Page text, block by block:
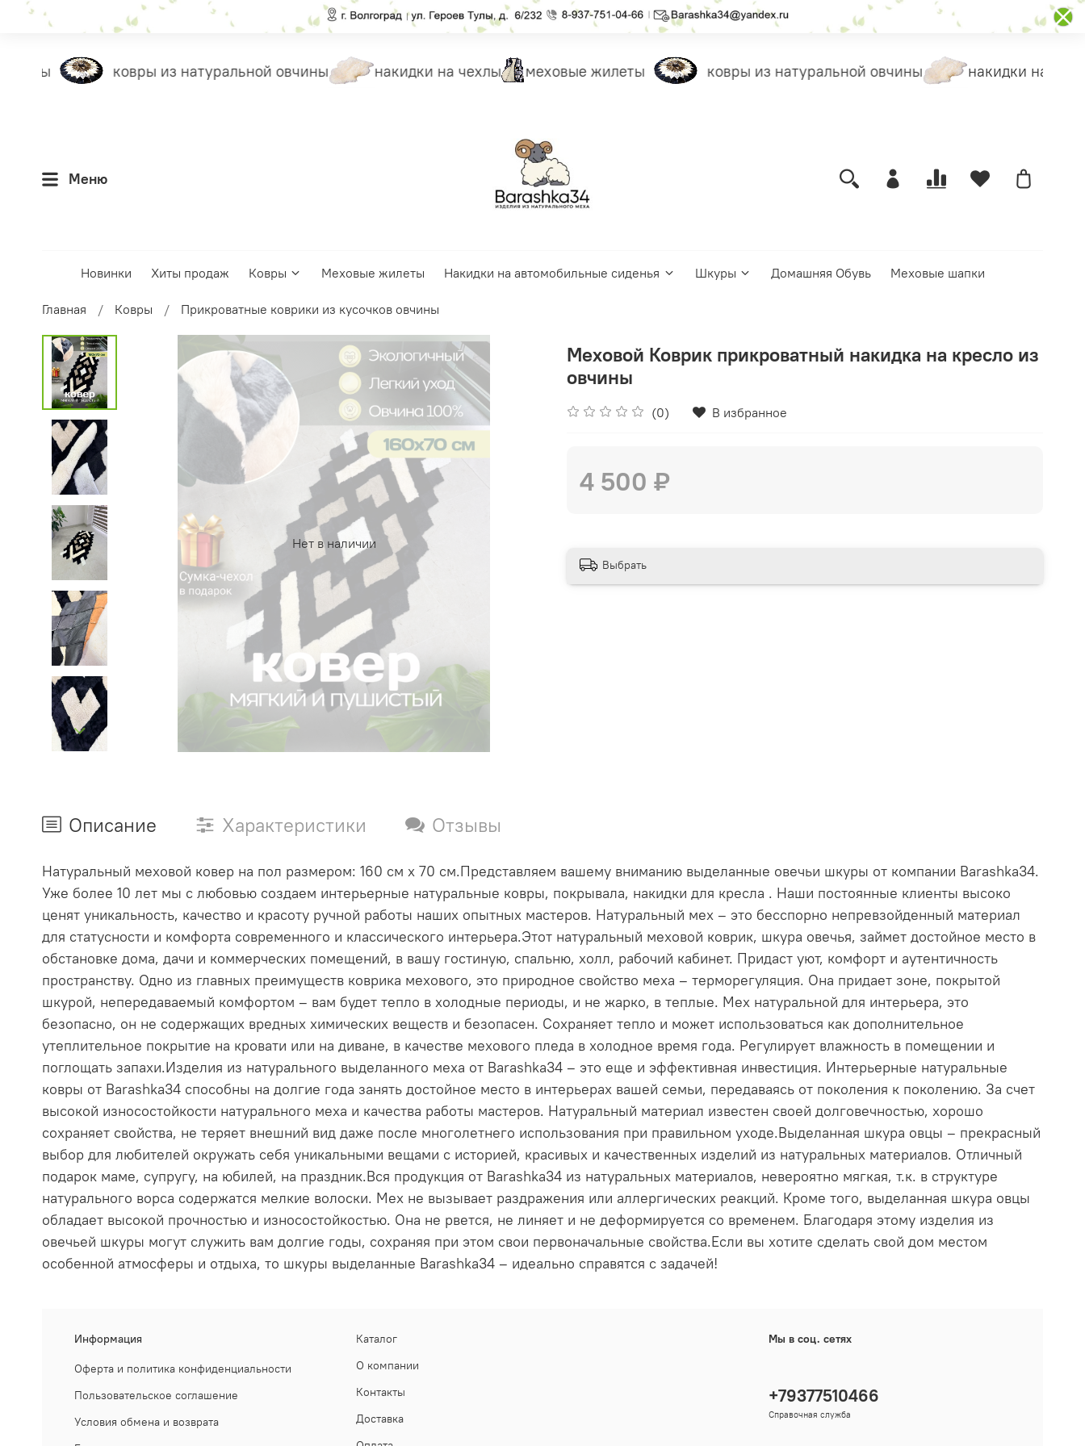
ковры из натуральной овчины накидки на чехлы меховые жилеты ковры из натуральной овчины накидки на чехлы
Меню
Новинки Хиты продаж Ковры Меховые жилеты Накидки на автомобильные сиденья Шкуры Домашняя Обувь Меховые шапки
Главная Ковры Прикроватные коврики из кусочков овчины
Нет в наличии
Меховой Коврик прикроватный накидка на кресло из
овчины
(0) В избранное
4 500 ₽
Выбрать
Описание Характеристики Отзывы
Натуральный меховой ковер на пол размером: 160 см х 70 см.Представляем вашему вниманию выделанные овечьи шкуры от компании Barashka34.
Уже более 10 лет мы с любовью создаем интерьерные натуральные ковры, покрывала, накидки для кресла . Наши постоянные клиенты высоко
ценят уникальность, качество и красоту ручной работы наших опытных мастеров. Натуральный мех – это бесспорно непревзойденный материал
для статусности и комфорта современного и классического интерьера.Этот натуральный меховой коврик, шкура овечья, займет достойное место в
обстановке дома, дачи и коммерческих помещений, в вашу гостиную, спальню, холл, рабочий кабинет. Придаст уют, комфорт и аутентичность
пространству. Одно из главных преимуществ коврика мехового, это природное свойство меха – терморегуляция. Она придает зоне, покрытой
шкурой, непередаваемый комфортом – вам будет тепло в холодные периоды, и не жарко, в теплые. Мех натуральной для интерьера, это
безопасно, он не содержащих вредных химических веществ и безопасен. Сохраняет тепло и может использоваться как дополнительное
утеплительное покрытие на кровати или на диване, в качестве мехового пледа в холодное время года. Регулирует влажность в помещении и
поглощать запахи.Изделия из натурального выделанного меха от Barashka34 – это еще и эффективная инвестиция. Интерьерные натуральные
ковры от Barashka34 способны на долгие года занять достойное место в интерьерах вашей семьи, передаваясь от поколения к поколению. За счет
высокой износостойкости натурального меха и качества работы мастеров. Натуральный материал известен своей долговечностью, хорошо
сохраняет свойства, не теряет внешний вид даже после многолетнего использования при правильном уходе.Выделанная шкура овцы – прекрасный
выбор для любителей окружать себя уникальными вещами с историей, красивых и качественных изделий из натуральных материалов. Отличный
подарок маме, супругу, на юбилей, на праздник.Вся продукция от Barashka34 из натуральных материалов, невероятно мягкая, т.к. в структуре
натурального ворса содержатся мелкие волоски. Мех не вызывает раздражения или аллергических реакций. Кроме того, выделанная шкура овцы
обладает высокой прочностью и износостойкостью. Она не рвется, не линяет и не деформируется со временем. Благодаря этому изделия из
овечьей шкуры могут служить вам долгие годы, сохраняя при этом свои первоначальные свойства.Если вы хотите сделать свой дом местом
особенной атмосферы и отдыха, то шкуры выделанные Barashka34 – идеально справятся с задачей!
Информация
Оферта и политика конфиденциальности
Пользовательское соглашение
Условия обмена и возврата
Каталог
О компании
Контакты
Доставка
Мы в соц. сетях
+79377510466
Справочная служба